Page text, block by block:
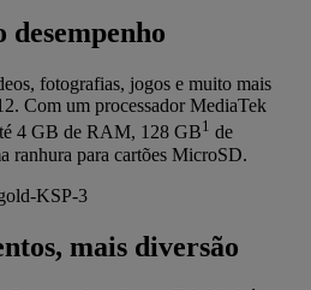
fotografias, jogos e muito mais
Com um processador MediaTek
4 GB de RAM, 128 GB1 de
ranhura para cartões MicroSD.
mais diversão